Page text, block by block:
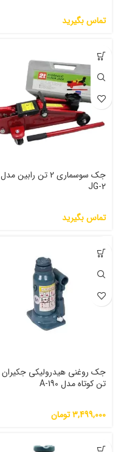
تماس بگیرید
جک سوسماری 2 تن رابین مدل
JG-2
تماس بگیرید
تن کوتاه مدل A-190
3,499,000تومان